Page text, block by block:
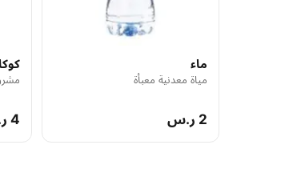
ماء
مياة معدنية معبأة
2 ر.س 4 ر.س